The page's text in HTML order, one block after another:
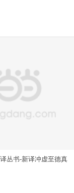
丛书-新译冲虚至德真